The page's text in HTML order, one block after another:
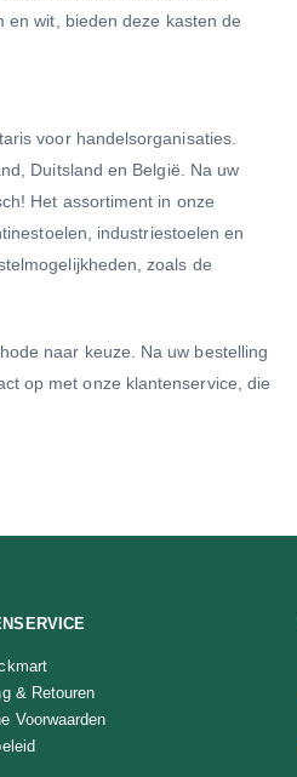
en wit, bieden deze kasten de
voor handelsorganisaties.
Duitsland en België. Na uw
Het assortiment in onze
industriestoelen en
zoals de
naar keuze. Na uw bestelling
op met onze klantenservice, die
& Retouren
Voorwaarden